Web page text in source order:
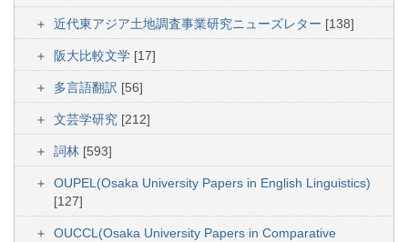
近代東アジア土地調査事業研究ニューズレター [138]
阪大比較文学 [17]
多言語翻訳 [56]
文芸学研究 [212]
詞林 [593]
OUPEL(Osaka University Papers in English Linguistics)
[127]
OUCCL(Osaka University Papers in Comparative